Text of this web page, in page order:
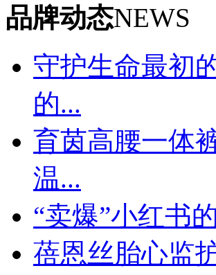
品牌动态NEWS
守护生命最初
的...
育茵高腰一体
温...
“卖爆”小红书
蓓恩丝胎心监